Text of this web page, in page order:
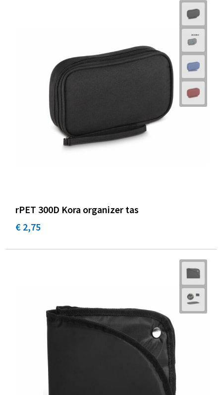
rPET 300D Kora organizer tas
€ 2,75